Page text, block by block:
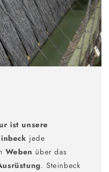
ist unsere
jede
Weben über das
. Steinbeck